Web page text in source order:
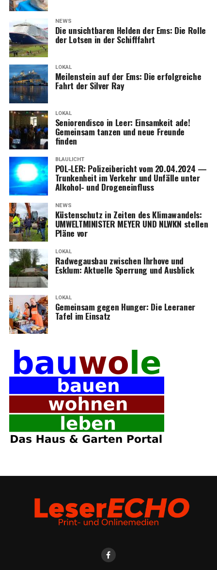
NEWS
Die unsicht­ba­ren Hel­den der Ems: Die Rol­le
der Lot­sen in der Schifffahrt
LOKAL
Mei­len­stein auf der Ems: Die erfolg­rei­che
Fahrt der Sil­ver Ray
LOKAL
Senio­ren­dis­co in Leer: Ein­sam­keit ade!
Gemein­sam tan­zen und neue Freun­de
finden
BLAULICHT
POL-LER: Poli­zei­be­richt vom 20.04.2024 —
Trun­ken­heit im Ver­kehr und Unfäl­le unter
Alko­hol- und Drogeneinfluss
NEWS
Küs­ten­schutz in Zei­ten des Kli­ma­wan­dels:
UMWELTMINISTER MEYER UND NLWKN stel­len
Plä­ne vor
LOKAL
Rad­weg­aus­bau zwi­schen Ihr­ho­ve und
Esklum: Aktu­el­le Sper­rung und Ausblick
LOKAL
Gemein­sam gegen Hun­ger: Die Leera­ner
Tafel im Einsatz